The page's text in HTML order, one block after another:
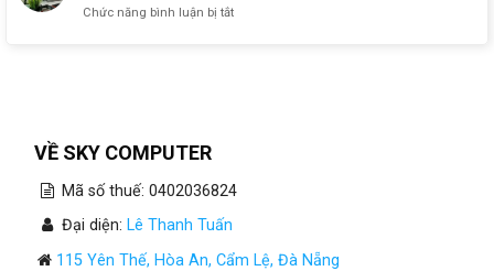
Chức năng bình luận bị tắtở
Bao
VỀ SKY COMPUTER
Mã số thuế: 0402036824
Đại diện: Lê Thanh Tuấn
115 Yên Thế, Hòa An, Cẩm Lệ, Đà Nẵng